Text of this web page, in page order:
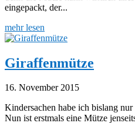
eingepackt, der...
mehr lesen
Giraffenmütze
16. November 2015
Kindersachen habe ich bislang
Nun ist erstmals eine Mütze